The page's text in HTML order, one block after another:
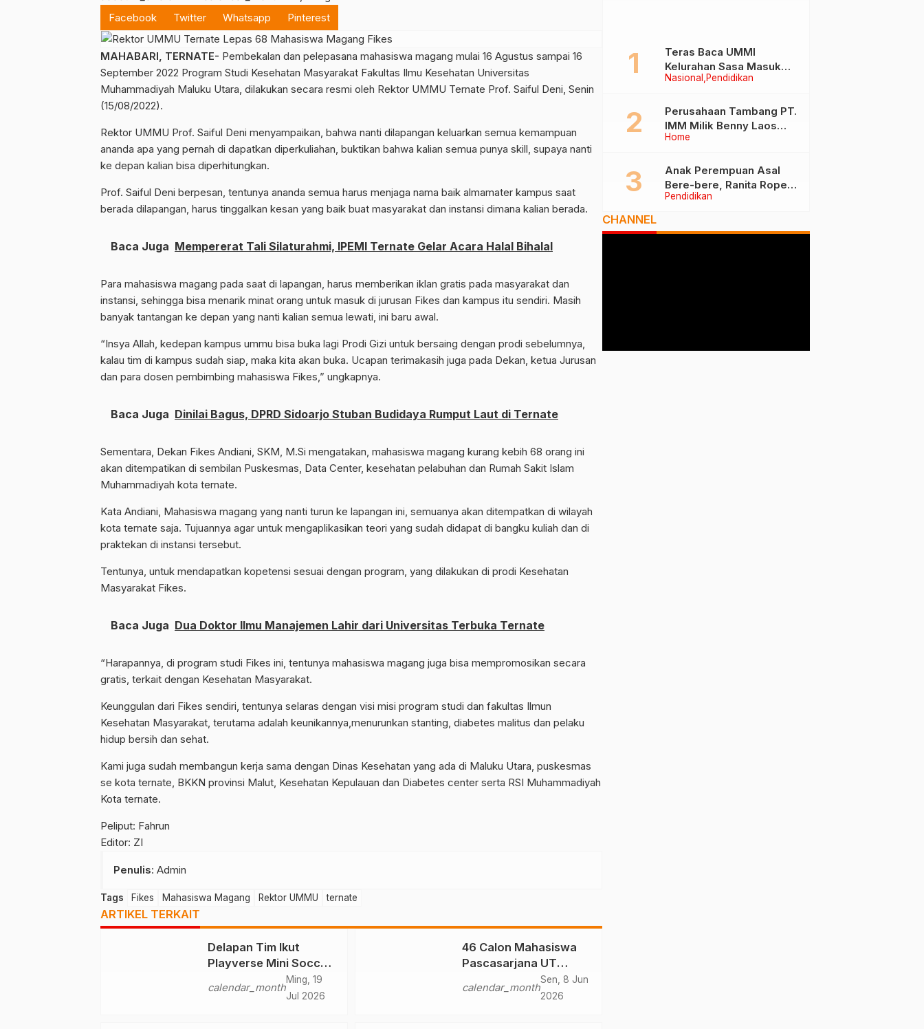
Facebook
Twitter Whatsapp Pinterest
MAHABARI, TERNATE- Pembekalan dan pelepasana mahasiswa magang mulai 16 Agustus sampai 16
September 2022 Program Studi Kesehatan Masyarakat Fakultas Ilmu Kesehatan Universitas
Muhammadiyah Maluku Utara, dilakukan secara resmi oleh Rektor UMMU Ternate Prof. Saiful Deni, Senin
(15/08/2022).
Rektor UMMU Prof. Saiful Deni menyampaikan, bahwa nanti dilapangan keluarkan semua kemampuan
ananda apa yang pernah di dapatkan diperkuliahan, buktikan bahwa kalian semua punya skill, supaya nanti
ke depan kalian bisa diperhitungkan.
Prof. Saiful Deni berpesan, tentunya ananda semua harus menjaga nama baik almamater kampus saat
berada dilapangan, harus tinggalkan kesan yang baik buat masyarakat dan instansi dimana kalian berada.
Baca Juga Mempererat Tali Silaturahmi, IPEMI Ternate Gelar Acara Halal Bihalal
Para mahasiswa magang pada saat di lapangan, harus memberikan iklan gratis pada masyarakat dan
instansi, sehingga bisa menarik minat orang untuk masuk di jurusan Fikes dan kampus itu sendiri. Masih
banyak tantangan ke depan yang nanti kalian semua lewati, ini baru awal.
“Insya Allah, kedepan kampus ummu bisa buka lagi Prodi Gizi untuk bersaing dengan prodi sebelumnya,
kalau tim di kampus sudah siap, maka kita akan buka. Ucapan terimakasih juga pada Dekan, ketua Jurusan
dan para dosen pembimbing mahasiswa Fikes,” ungkapnya.
Baca Juga Dinilai Bagus, DPRD Sidoarjo Stuban Budidaya Rumput Laut di Ternate
Sementara, Dekan Fikes Andiani, SKM, M.Si mengatakan, mahasiswa magang kurang kebih 68 orang ini
akan ditempatikan di sembilan Puskesmas, Data Center, kesehatan pelabuhan dan Rumah Sakit Islam
Muhammadiyah kota ternate.
Kata Andiani, Mahasiswa magang yang nanti turun ke lapangan ini, semuanya akan ditempatkan di wilayah
kota ternate saja. Tujuannya agar untuk mengaplikasikan teori yang sudah didapat di bangku kuliah dan di
praktekan di instansi tersebut.
Tentunya, untuk mendapatkan kopetensi sesuai dengan program, yang dilakukan di prodi Kesehatan
Masyarakat Fikes.
Baca Juga Dua Doktor Ilmu Manajemen Lahir dari Universitas Terbuka Ternate
“Harapannya, di program studi Fikes ini, tentunya mahasiswa magang juga bisa mempromosikan secara
gratis, terkait dengan Kesehatan Masyarakat.
Keunggulan dari Fikes sendiri, tentunya selaras dengan visi misi program studi dan fakultas Ilmun
Kesehatan Masyarakat, terutama adalah keunikannya,menurunkan stanting, diabetes malitus dan pelaku
hidup bersih dan sehat.
Kami juga sudah membangun kerja sama dengan Dinas Kesehatan yang ada di Maluku Utara, puskesmas
se kota ternate, BKKN provinsi Malut, Kesehatan Kepulauan dan Diabetes center serta RSI Muhammadiyah
Kota ternate.
Peliput: Fahrun
Editor: ZI
Penulis: Admin
Tags Fikes Mahasiswa Magang Rektor UMMU ternate
ARTIKEL TERKAIT
Delapan Tim Ikut
Playverse Mini Soccer,
UT Ternate Perkuat
Kolaborasi
calendar_month
Ming, 19
Jul 2026
46 Calon Mahasiswa
Pascasarjana UT
Ternate Ikuti Seleksi
calendar_month
Sen, 8 Jun
2026
Nasional Pendidikan
Teras Baca UMMI
Kelurahan Sasa Masuk
Tiga Besar Nasional, Tim
Ternate
Home
Perusahaan Tambang PT.
IMM Milik Benny Laos
Diduga Tak Miliki Izin HPH
Pendidikan
Anak Perempuan Asal
Bere-bere, Ranita Rope
Dikukuhkan Sebagai Guru
CHANNEL